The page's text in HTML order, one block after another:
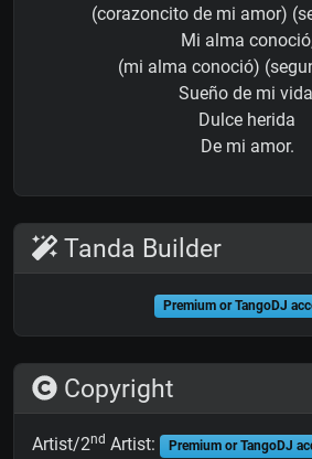
(corazoncito de mi amor)
Mi alma
(mi alma conoció)
Sueño de mi
Dulce herida
De mi amor.
Tanda Builder
Premium or TangoDJ
Copyright
Artist/2nd Artist: Premium or TangoDJ